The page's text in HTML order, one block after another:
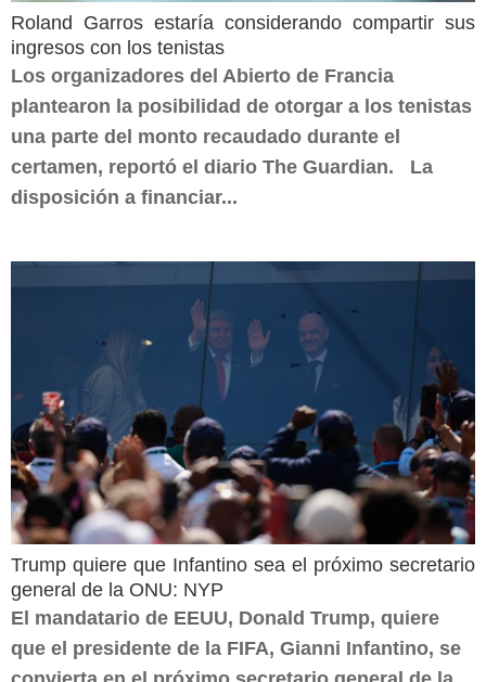
Roland Garros estaría considerando compartir sus
ingresos con los tenistas
Los organizadores del Abierto de Francia
plantearon la posibilidad de otorgar a los tenistas
una parte del monto recaudado durante el
certamen, reportó el diario The Guardian. La
disposición a financiar...
Trump quiere que Infantino sea el próximo secretario
general de la ONU: NYP
El mandatario de EEUU, Donald Trump, quiere
que el presidente de la FIFA, Gianni Infantino, se